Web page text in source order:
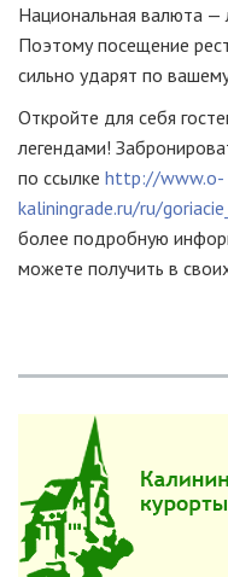
Национальная валюта —
Поэтому посещение
сильно ударят по
Откройте для себя
легендами!
по ссылке http://www.o-
kaliningrade.ru/ru/
более подробную
можете получить в